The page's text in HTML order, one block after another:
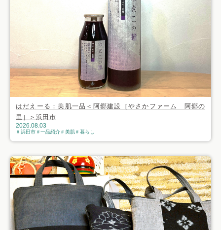
はだえーる：美肌一品＜阿郷建設［やさかファーム 阿郷の
里］＞浜田市
2026.08.03
浜田市 一品紹介 美肌 暮らし